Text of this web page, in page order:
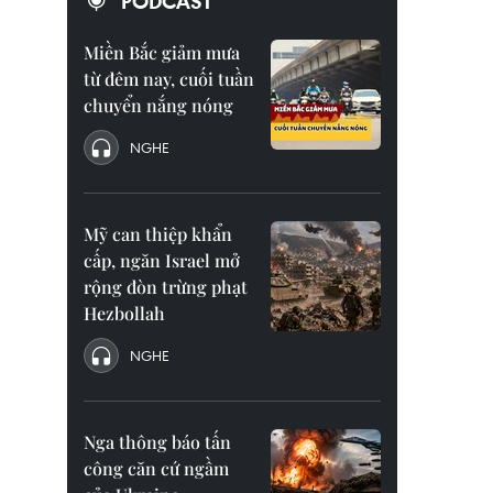
Miền Bắc giảm mưa
từ đêm nay, cuối tuần
chuyển nắng nóng
NGHE
Mỹ can thiệp khẩn
cấp, ngăn Israel mở
rộng đòn trừng phạt
Hezbollah
NGHE
Nga thông báo tấn
công căn cứ ngầm